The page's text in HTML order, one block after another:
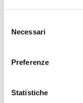
delNecessari
Preferenze
Statistiche